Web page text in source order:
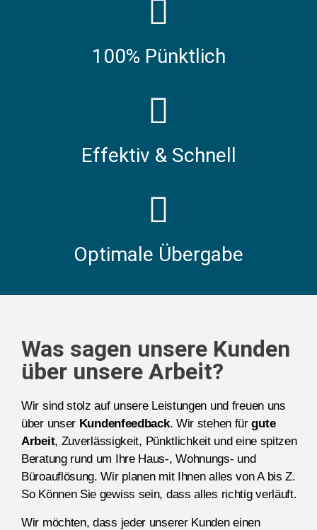
100% Pünktlich
Effektiv & Schnell
Optimale Übergabe
Was sagen unsere Kunden
über unsere Arbeit?
Wir sind stolz auf unsere Leistungen und freuen uns
über unser Kundenfeedback. Wir stehen fürgute
Arbeit, Zuverlässigkeit, Pünktlichkeit und eine spitzen
Beratung rund um Ihre Haus-, Wohnungs- und
Büroauflösung. Wir planen mit Ihnen alles von A bis Z.
So Können Sie gewiss sein, dass alles richtig verläuft.
Wir möchten, dass jeder unserer Kunden einen